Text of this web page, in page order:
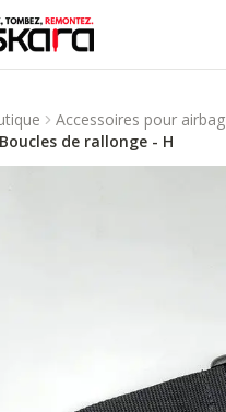
Accessoires pour airbag
de rallonge - H